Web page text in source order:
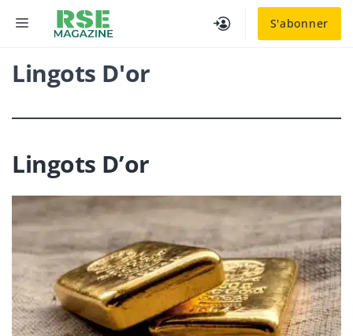
S'abonner
MENU
Lingots D'or
Lingots D’or